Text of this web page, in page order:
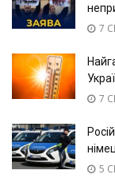
7
7
5